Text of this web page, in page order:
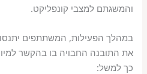
והמשגתם למצבי קונפליקט.
במהלך הפעילות, המשתתפים יתנסו
את התובנה החבויה בו בהקשר
כך למשל: